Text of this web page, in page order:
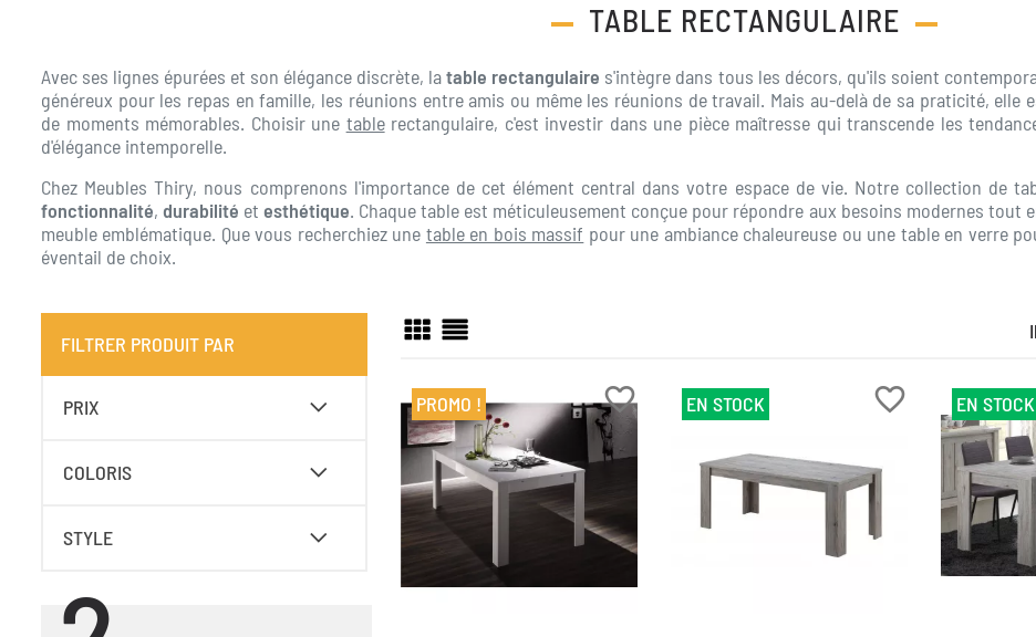
TABLE RECTANGULAIRE
Avec ses lignes épurées et son élégance discrète, latable rectangulaire s'intègre dans tous les décors, qu'ils soient
généreux pour les repas en famille, les réunions entre amis ou même les réunions de travail. Mais au-delà de sa praticité, elle
de moments mémorables. Choisir une tablerectangulaire, c'est investir dans une pièce maîtresse qui transcende les
d'élégance intemporelle.
Chez Meubles Thiry, nous comprenons l'importance de cet élément central dans votre espace de vie. Notre collection de
fonctionnalité,durabilité etesthétique. Chaque table est méticuleusement conçue pour répondre aux besoins modernes tout
meuble emblématique. Que vous recherchiez une table en bois massif pour une ambiance chaleureuse ou une table en verre
éventail de choix.
FILTRER PRODUIT PAR
PRIX
COLORIS
STYLE
favorite_border
PROMO ! favorite_border
EN STOCK EN STOCK